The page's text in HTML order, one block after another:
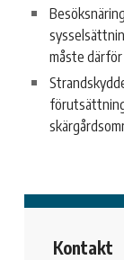
Kontakt
måste